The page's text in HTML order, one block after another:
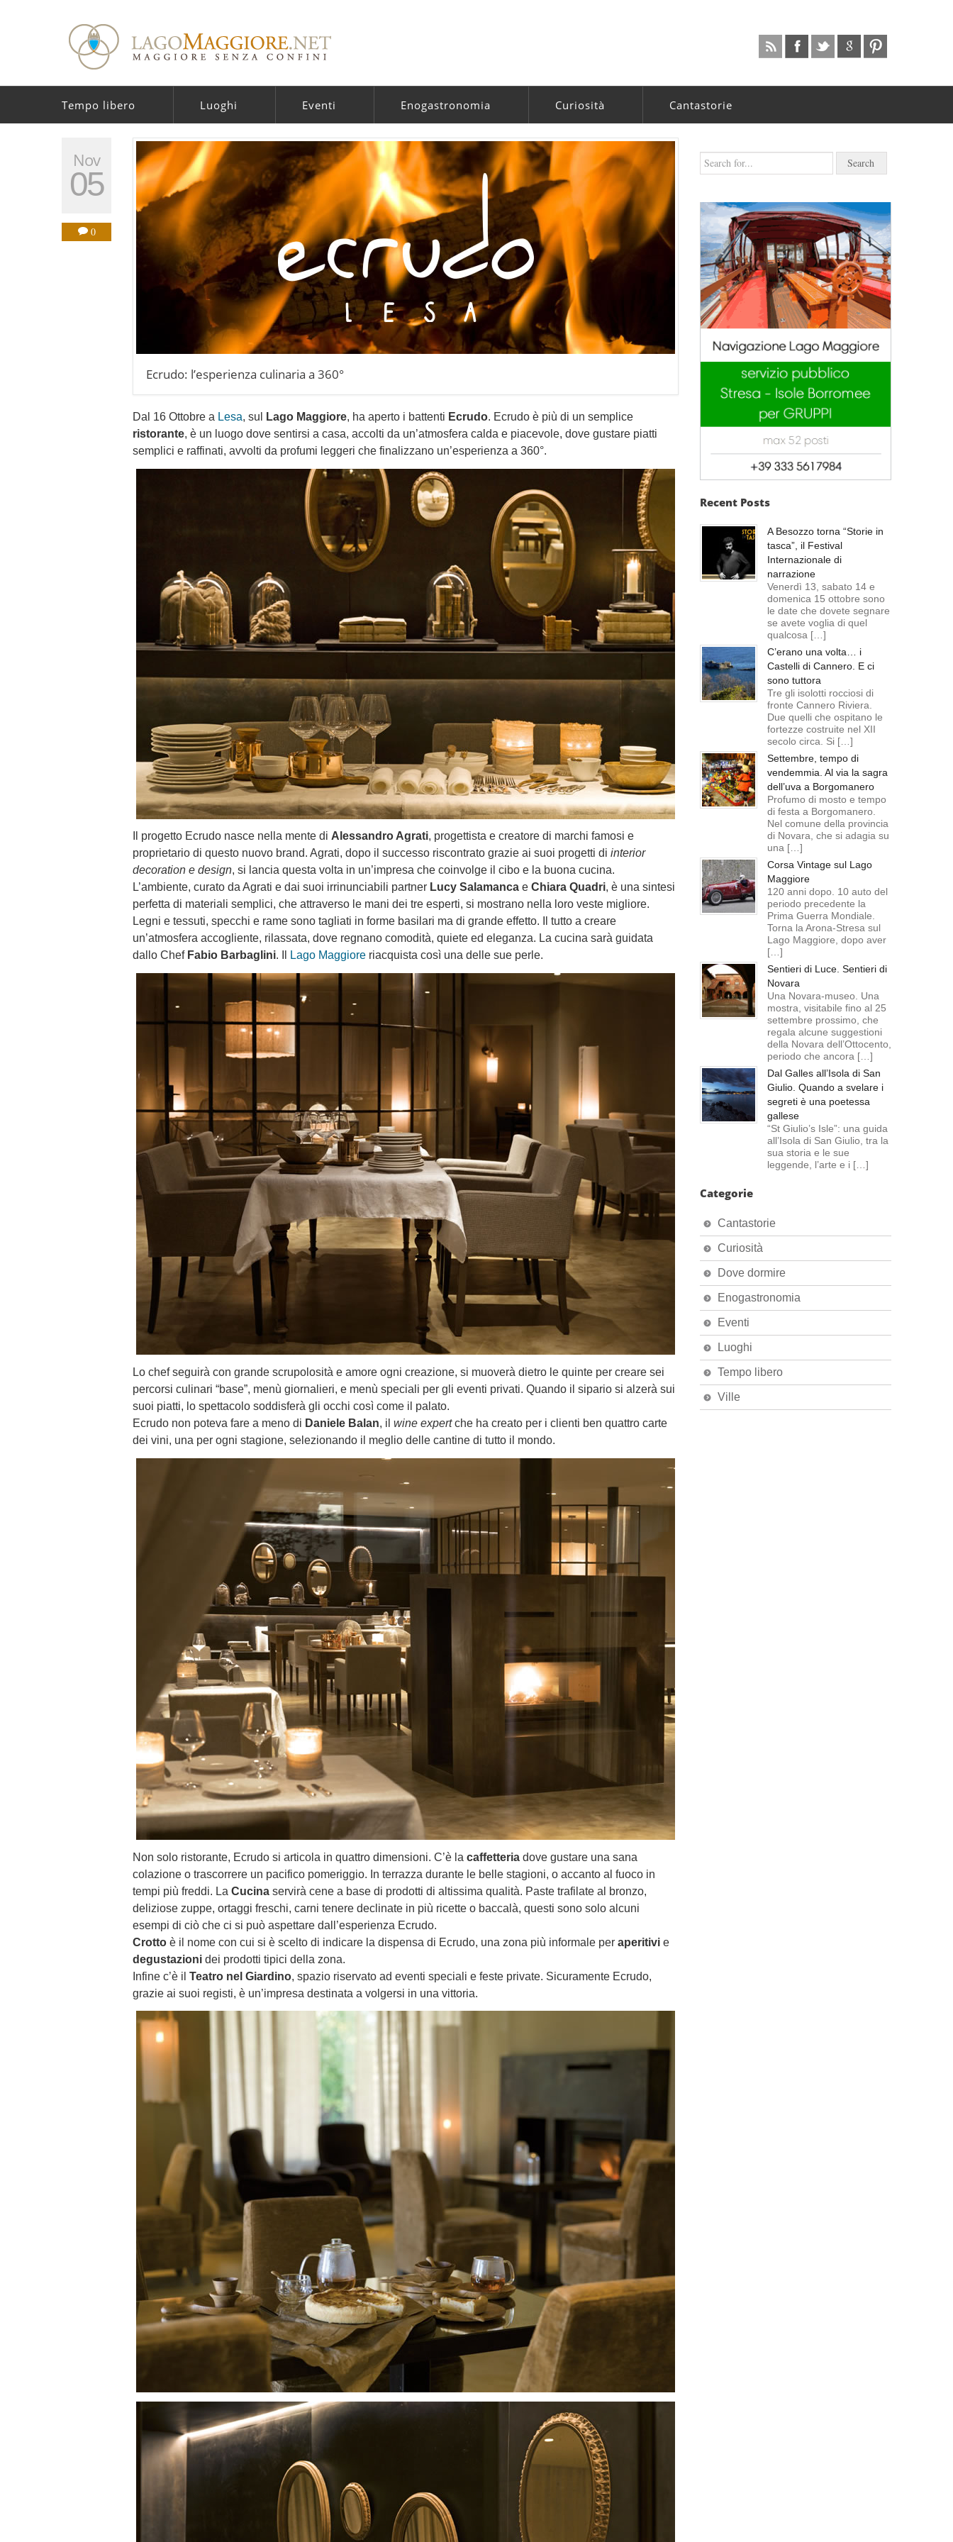
Tempo libero Luoghi Eventi Enogastronomia Curiosità Cantastorie
Nov
05
0
Ecrudo: l’esperienza culinaria a 360°
Dal 16 Ottobre a Lesa, sul Lago Maggiore, ha aperto i battenti Ecrudo. Ecrudo è più di un semplice
ristorante, è un luogo dove sentirsi a casa, accolti da un’atmosfera calda e piacevole, dove gustare piatti
semplici e raffinati, avvolti da profumi leggeri che finalizzano un’esperienza a 360°.
Il progetto Ecrudo nasce nella mente di Alessandro Agrati, progettista e creatore di marchi famosi e
proprietario di questo nuovo brand. Agrati, dopo il successo riscontrato grazie ai suoi progetti di interior
decoration e design, si lancia questa volta in un’impresa che coinvolge il cibo e la buona cucina.
L’ambiente, curato da Agrati e dai suoi irrinunciabili partner Lucy Salamanca e Chiara Quadri, è una sintesi
perfetta di materiali semplici, che attraverso le mani dei tre esperti, si mostrano nella loro veste migliore.
Legni e tessuti, specchi e rame sono tagliati in forme basilari ma di grande effetto. Il tutto a creare
un’atmosfera accogliente, rilassata, dove regnano comodità, quiete ed eleganza. La cucina sarà guidata
dallo Chef Fabio Barbaglini. Il Lago Maggiore riacquista così una delle sue perle.
Lo chef seguirà con grande scrupolosità e amore ogni creazione, si muoverà dietro le quinte per creare sei
percorsi culinari “base”, menù giornalieri, e menù speciali per gli eventi privati. Quando il sipario si alzerà sui
suoi piatti, lo spettacolo soddisferà gli occhi così come il palato.
Ecrudo non poteva fare a meno di Daniele Balan, il wine expertche ha creato per i clienti ben quattro carte
dei vini, una per ogni stagione, selezionando il meglio delle cantine di tutto il mondo.
Non solo ristorante, Ecrudo si articola in quattro dimensioni. C’è la caffetteria dove gustare una sana
colazione o trascorrere un pacifico pomeriggio. In terrazza durante le belle stagioni, o accanto al fuoco in
tempi più freddi. La Cucina servirà cene a base di prodotti di altissima qualità. Paste trafilate al bronzo,
deliziose zuppe, ortaggi freschi, carni tenere declinate in più ricette o baccalà, questi sono solo alcuni
esempi di ciò che ci si può aspettare dall’esperienza Ecrudo.
Crotto è il nome con cui si è scelto di indicare la dispensa di Ecrudo, una zona più informale per aperitivi e
degustazioni dei prodotti tipici della zona.
Infine c’è il Teatro nel Giardino, spazio riservato ad eventi speciali e feste private. Sicuramente Ecrudo,
grazie ai suoi registi, è un’impresa destinata a volgersi in una vittoria.
Recent Posts
A Besozzo torna “Storie in
tasca”, il Festival
Internazionale di
narrazione
Venerdì 13, sabato 14 e
domenica 15 ottobre sono
le date che dovete segnare
se avete voglia di quel
qualcosa […]
C’erano una volta… i
Castelli di Cannero. E ci
sono tuttora
Tre gli isolotti rocciosi di
fronte Cannero Riviera.
Due quelli che ospitano le
fortezze costruite nel XII
secolo circa. Si […]
Settembre, tempo di
vendemmia. Al via la sagra
dell’uva a Borgomanero
Profumo di mosto e tempo
di festa a Borgomanero.
Nel comune della provincia
di Novara, che si adagia su
una […]
Corsa Vintage sul Lago
Maggiore
120 anni dopo. 10 auto del
periodo precedente la
Prima Guerra Mondiale.
Torna la Arona-Stresa sul
Lago Maggiore, dopo aver
[…]
Sentieri di Luce. Sentieri di
Novara
Una Novara-museo. Una
mostra, visitabile fino al 25
settembre prossimo, che
regala alcune suggestioni
della Novara dell’Ottocento,
periodo che ancora […]
Dal Galles all’Isola di San
Giulio. Quando a svelare i
segreti è una poetessa
gallese
“St Giulio’s Isle”: una guida
all’Isola di San Giulio, tra la
sua storia e le sue
leggende, l’arte e i […]
Categorie
Cantastorie
Curiosità
Dove dormire
Enogastronomia
Eventi
Luoghi
Tempo libero
Ville